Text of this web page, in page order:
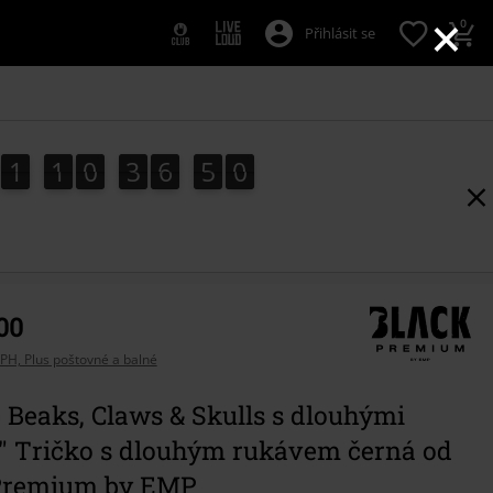
×
Přihlásit se 0
1
1 1
1 0
0 3
3 6
6 4
5
4 8
9
8
Plus poštovné a balné
Claws & Skulls s dlouhými
Tričko s dlouhým rukávem černá od
by EMP